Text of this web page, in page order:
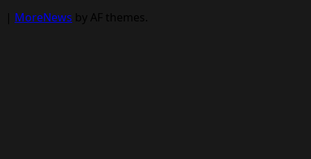
| MoreNews by AF themes.